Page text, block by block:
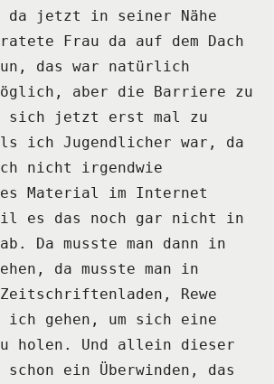
da jetzt in seiner Nähe
Frau da auf dem
Dach
das war natürlich
aber die Barriere zu
sich jetzt
erst mal zu
ich Jugendlicher war, da
nicht irgendwie
Material im
Internet
es das noch gar nicht in
Da musste man dann in
da musste man in
Rewe
ich gehen, um sich eine
holen.
Und allein dieser
schon ein Überwinden, das